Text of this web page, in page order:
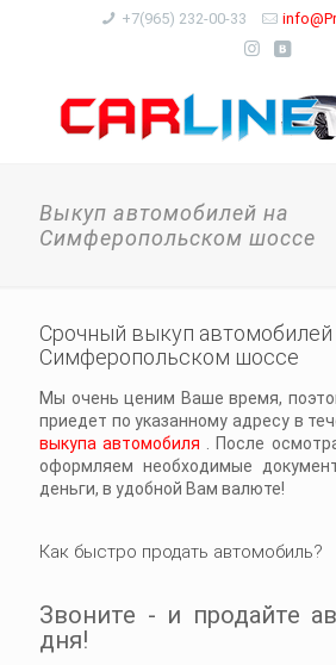
+7(965) 232-00-33
Выкуп автомобилей на
Симферопольском шоссе
Срочный выкуп автомобилей
Симферопольском шоссе
Мы очень ценим Ваше время,
приедет по указанному адресу в
выкупа автомобиля
. После
оформляем необходимые
деньги, в удобной Вам валюте!
Как быстро продать автомобиль?
Звоните - и продайте
дня!